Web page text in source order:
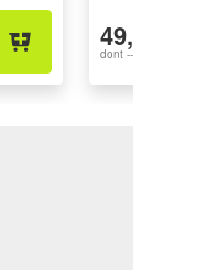
49,99€
dont --,--€